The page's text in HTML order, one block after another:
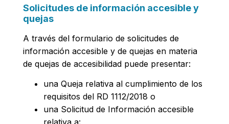
Solicitudes de información accesible y
quejas
A través del formulario de solicitudes de
información accesible y de quejas en materia
de quejas de accesibilidad puede presentar:
una Queja relativa al cumplimiento de los
requisitos del RD 1112/2018 o
una Solicitud de Información accesible